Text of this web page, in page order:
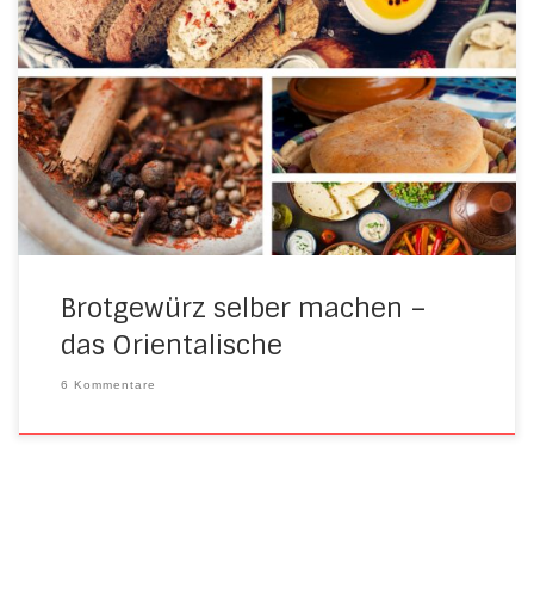
Brotgewürz selber machen statt kaufen Brotbacken ist
toll! Aber manchmal wäre etwas Abwechslung super.
Besonders, wenn man ein bestimmtes Lieblingsbrot hat,
das auch immer zuverlässig funktioniert – aber eben auch
immer gleich schmeckt! Das Schöne: Mit Gewürzen und
Kräutern könnt ihr euer Lieblingsbrot ganz einfach […]
Brotgewürz selber machen –
das Orientalische
6 Kommentare